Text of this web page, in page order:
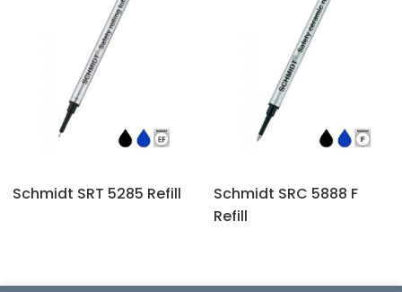
Schmidt SRT 5285 Refill
Schmidt SRC 5888 F
Refill